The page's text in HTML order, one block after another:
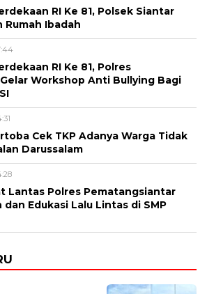
RI Ke 81, Polsek Siantar
Rumah Ibadah
RI Ke 81, Polres
Workshop Anti Bullying Bagi
Cek TKP Adanya Warga Tidak
Darussalam
Lantas Polres Pematangsiantar
Edukasi Lalu Lintas di SMP